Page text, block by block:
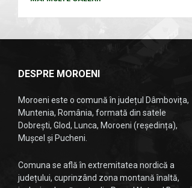
DESPRE MOROENI
Moroeni este o comună în județul Dâmbovița,
Muntenia, România, formată din satele
Dobrești, Glod, Lunca, Moroeni (reședința),
Mușcel și Pucheni.
Comuna se află în extremitatea nordică a
județului, cuprinzând zona montană înaltă,